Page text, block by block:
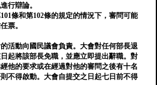
行辯論。
條和第102條的規定的情況下，審問可能
票。
活動向國民議會負責。大會對任何部長退
起將該部長免職，並應立即提出辭職。對
他的要求或在經過對他的審問之後有十名
不得啟動。大會自提交之日起七日前不得